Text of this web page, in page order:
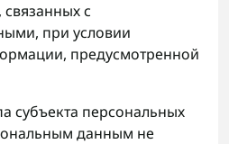
с
при условии
предусмотренной
субъекта персональных
данным не